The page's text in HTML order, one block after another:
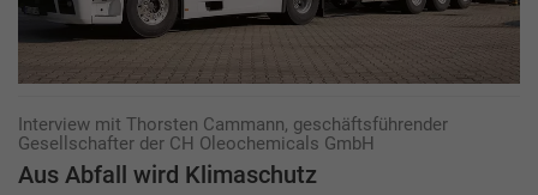
Interview mit Thorsten Cammann, geschäftsführender
Gesellschafter der CH Oleochemicals GmbH
Aus Abfall wird Klimaschutz